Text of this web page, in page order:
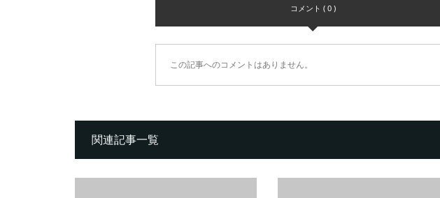
コメント ( 0 )
この記事へのコメントはありません。
関連記事一覧